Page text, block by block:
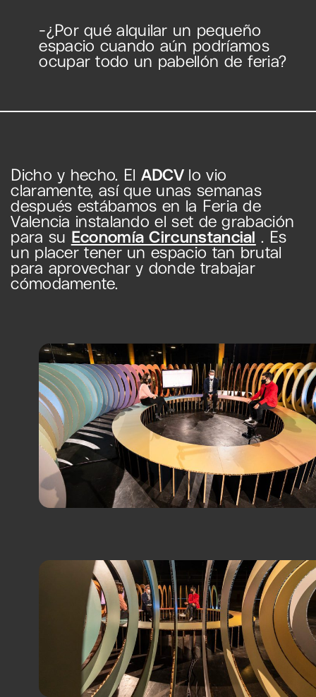
-¿Por qué alquilar un pequeño
espacio cuando aún podríamos
ocupar todo un pabellón de feria?
Dicho y hecho. El ADCV lo vio
claramente, así que unas semanas
después estábamos en la Feria de
Valencia instalando el set de grabación
para su Economía Circunstancial . Es
un placer tener un espacio tan brutal
para aprovechar y donde trabajar
cómodamente.